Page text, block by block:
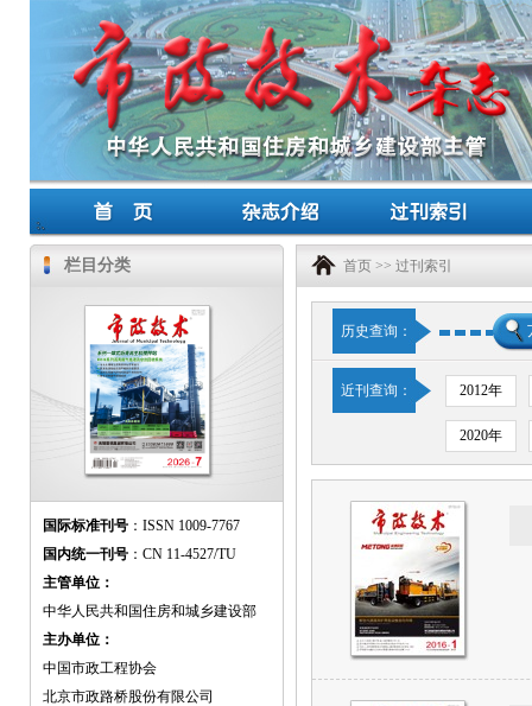
栏目分类
国际标准刊号 ：ISSN 1009-7767
国内统一刊号 ：CN 11-4527/TU
主管单位：
中华人民共和国住房和城乡建设部
主办单位：
中国市政工程协会
北京市政路桥股份有限公司
首页 >> 过刊索引
历史查询：
近刊查询： 2012年
2020年